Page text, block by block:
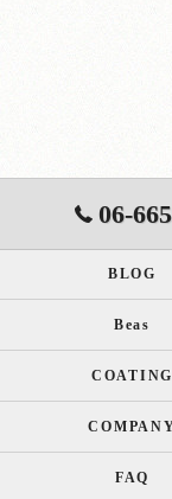
06-
BLOG
Beas
COATING
FAQ